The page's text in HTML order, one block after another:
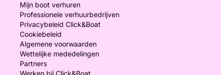
Mijn boot verhuren
Professionele verhuurbedrijven
Privacybeleid Click&Boat
Cookiebeleid
Algemene voorwaarden
Wettelijke mededelingen
Partners
Werken bij Click&Boat